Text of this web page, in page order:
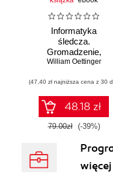
Informatyka
śledcza.
Gromadzenie,
analiza i
dowodów
elektronicznych dla
początkujących.
Wydanie II
William Oettinger
(47,40 zł najniższa cena z 30
48.18 zł
79.00zł (-39%)